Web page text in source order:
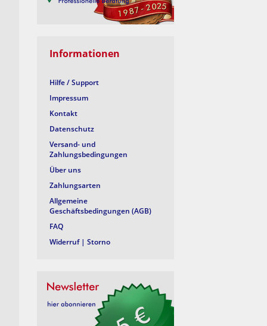
1080psf
Informationen
Hilfe / Support
Impressum
Kontakt
Datenschutz
Versand- und
Zahlungsbedingungen
Über uns
Zahlungsarten
Allgemeine
Geschäftsbedingungen (AGB)
FAQ
Widerruf | Storno